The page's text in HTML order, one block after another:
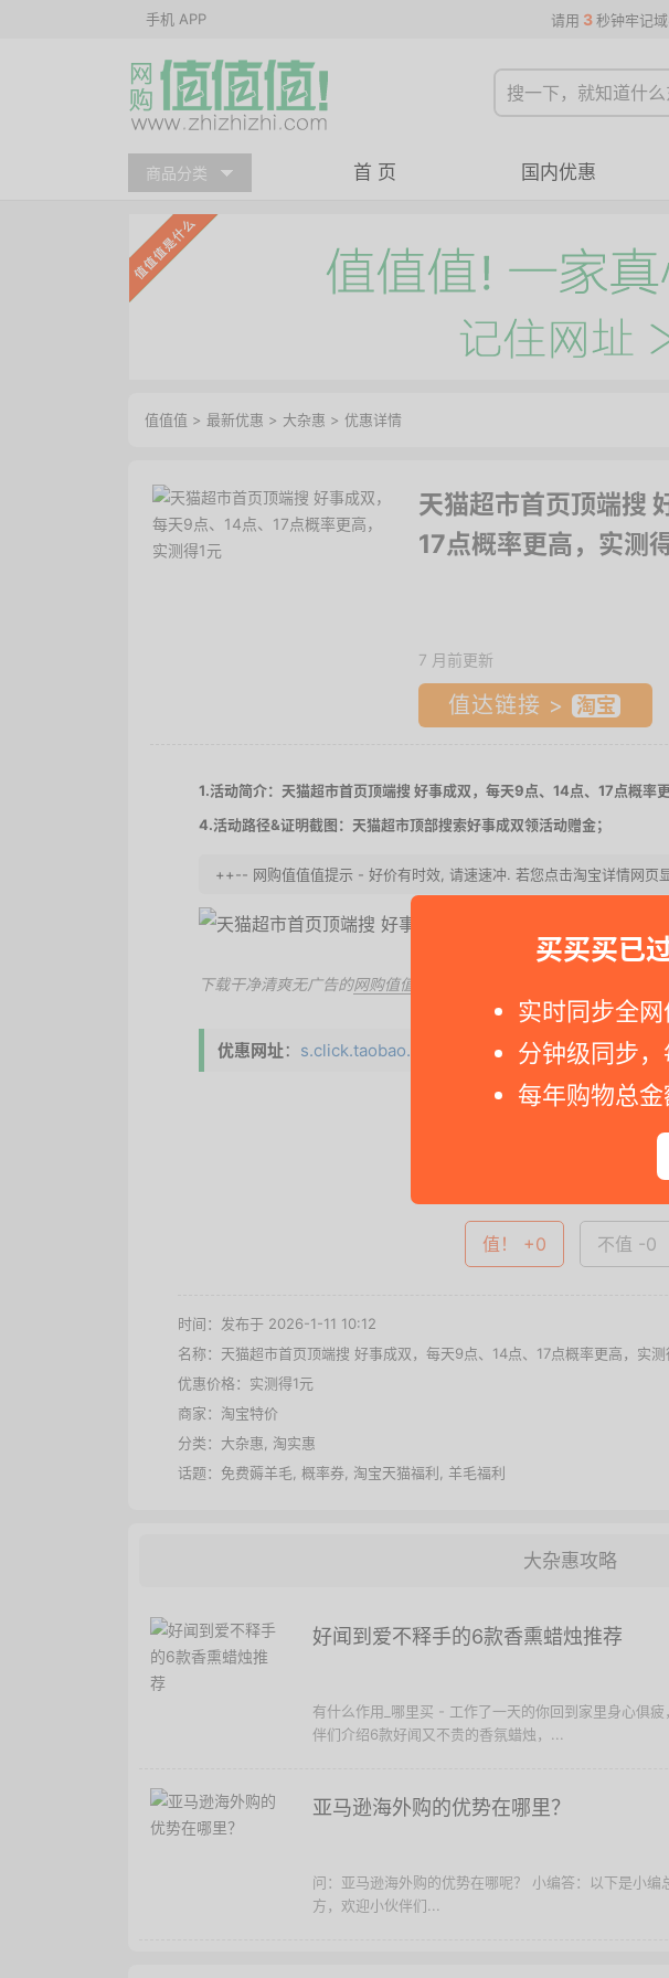
手机 APP 请用 3 秒钟牢记域
商品分类 首 页 国内优惠
买买买已
实时同步全
分钟级同步
每年购物总
值值值 > 最新优惠 > 大杂惠 > 优惠详情
天猫超市首页顶端搜
17点概率更高，实测
7 月前更新
值达链接 >
1.活动简介：天猫超市首页顶端搜 好事成双，每天9点、14点、17点概率
4.活动路径&证明截图：天猫超市顶部搜索好事成双领活动赠金；
++-- 网购值值值提示 - 好价有时效, 请速速冲. 若您点击淘宝详情网页
下载干净清爽无广告的网购值值值App
优惠网址： s.click.taobao.com/
查看完整图
值！ +0 不值 -0
时间：发布于 2026-1-11 10:12
名称： 天猫超市首页顶端搜 好事成双，每天9点、14点、17点概率更高，实测
优惠价格： 实测得1元
商家： 淘宝特价
分类： 大杂惠
淘实惠
话题： 免费薅羊毛 概率券 淘宝天猫福利 羊毛福利
大杂惠攻略
好闻到爱不释手的6款香熏蜡烛推荐
有什么作用_哪里买 - 工作了一天的你回到家里身心俱
伴们介绍6款好闻又不贵的香氛蜡烛，...
亚马逊海外购的优势在哪里？
问：亚马逊海外购的优势在哪呢？ 小编答：以下是小
方，欢迎小伙伴们...